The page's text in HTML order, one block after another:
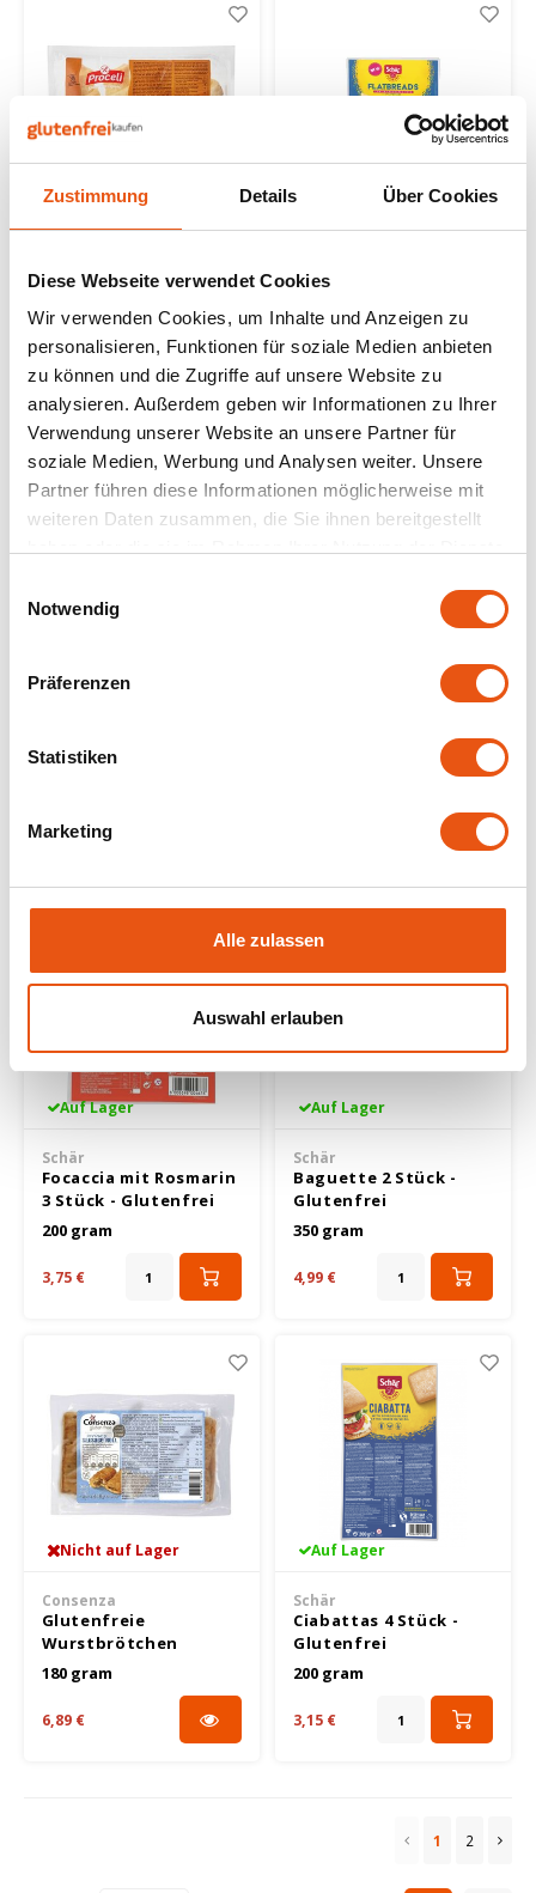
Zustimmung Details Über Cookies
Diese Webseite verwendet Cookies
Wir verwenden Cookies, um Inhalte und Anzeigen zu
personalisieren, Funktionen für soziale Medien anbieten
zu können und die Zugriffe auf unsere Website zu
analysieren. Außerdem geben wir Informationen zu Ihrer
Verwendung unserer Website an unsere Partner für
soziale Medien, Werbung und Analysen weiter. Unsere
Partner führen diese Informationen möglicherweise mit
weiteren Daten zusammen, die Sie ihnen bereitgestellt
Notwendig
Präferenzen
Statistiken
Marketing
Alle zulassen
Auswahl erlauben
Auf Lager
Schoko-Croissants 4
Stück - Glutenfrei
230 gram
6,60 €
Auf Lager
Fladenbrote -
Glutenfrei
180 gram
3,60 €
Schnitzer
Glutenfrei
180 gram
AKTION-
25%!
Stück Bio - Glutenfrei
Auf Lager
Schär
Focaccia mit Rosmarin
3 Stück - Glutenfrei
200 gram
3,75 €
Auf Lager
Schär
Baguette 2 Stück -
Glutenfrei
350 gram
4,99 €
Nicht auf Lager
Consenza
Glutenfreie
Wurstbrötchen
180 gram
6,89 €
Auf Lager
Schär
Ciabattas 4 Stück -
Glutenfrei
200 gram
3,15 €
1 2